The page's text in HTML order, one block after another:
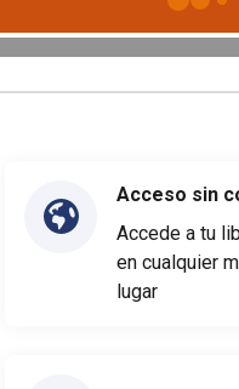
Acceso sin
Accede a tu
en cualquier
lugar